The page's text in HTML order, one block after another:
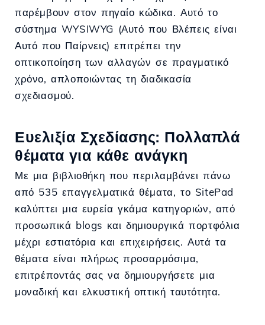
παρέμβουν στον πηγαίο κώδικα. Αυτό το
σύστημα WYSIWYG (Αυτό που Βλέπεις είναι
Αυτό που Παίρνεις) επιτρέπει την
οπτικοποίηση των αλλαγών σε πραγματικό
χρόνο, απλοποιώντας τη διαδικασία
σχεδιασμού.
Ευελιξία Σχεδίασης: Πολλαπλά
θέματα για κάθε ανάγκη
Με μια βιβλιοθήκη που περιλαμβάνει πάνω
από 535 επαγγελματικά θέματα, το SitePad
καλύπτει μια ευρεία γκάμα κατηγοριών, από
προσωπικά blogs και δημιουργικά πορτφόλια
μέχρι εστιατόρια και επιχειρήσεις. Αυτά τα
θέματα είναι πλήρως προσαρμόσιμα,
επιτρέποντάς σας να δημιουργήσετε μια
μοναδική και ελκυστική οπτική ταυτότητα.